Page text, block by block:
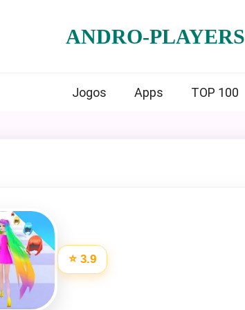
ANDRO-PLAYERS
Jogos Apps TOP 100
⭐ 3.9